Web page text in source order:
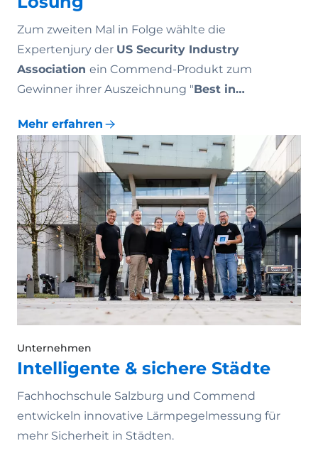
Zum zweiten Mal in Folge wählte die
Expertenjury der US Security Industry
Association ein Commend-Produkt zum
Gewinner ihrer Auszeichnung "Best in…
Mehr erfahren
Unternehmen
Intelligente & sichere Städte
Fachhochschule Salzburg und Commend
entwickeln innovative Lärmpegelmessung für
mehr Sicherheit in Städten.